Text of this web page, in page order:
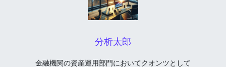
分析太郎
金融機関の資産運用部門においてクオンツとして